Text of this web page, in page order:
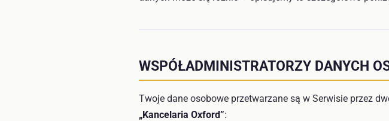
WSPÓŁADMINISTRATORZY DANYCH
Twoje dane osobowe przetwarzane są w Serwisie przez
„Kancelaria Oxford”: